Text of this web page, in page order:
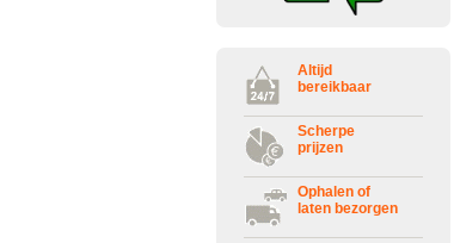
Altijd
bereikbaar
Scherpe
prijzen
Ophalen of
laten bezorgen